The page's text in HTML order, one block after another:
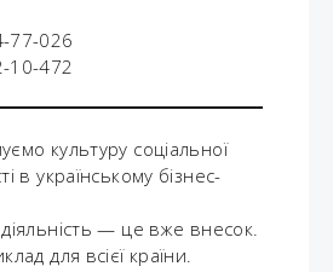
77-026
10-472
культуру соціальної
в українському бізнес-
— це вже внесок.
для всієї країни.